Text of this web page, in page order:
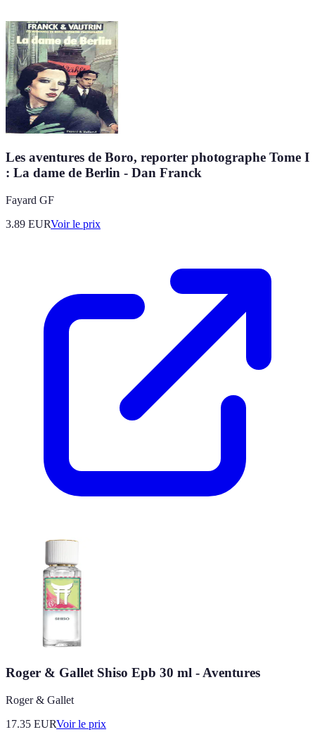
Les aventures de Boro, reporter photographe Tome I
: La dame de Berlin - Dan Franck
Fayard GF
3.89 EURVoir le prix
Roger & Gallet Shiso Epb 30 ml - Aventures
Roger & Gallet
17.35 EURVoir le prix